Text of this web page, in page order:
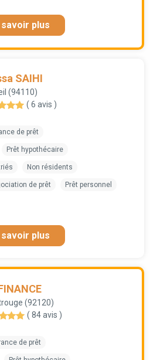
savoir plus
SAIHI
(94110)
( 6 avis )
de prêt
Prêt hypothécaire
Non résidents
de prêt Prêt personnel
savoir plus
(92120)
( 84 avis )
de prêt